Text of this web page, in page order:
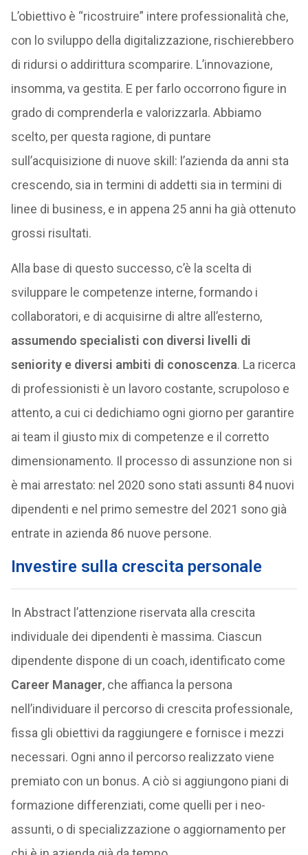
L’obiettivo è “ricostruire” intere professionalità che,
con lo sviluppo della digitalizzazione, rischierebbero
di ridursi o addirittura scomparire. L’innovazione,
insomma, va gestita. E per farlo occorrono figure in
grado di comprenderla e valorizzarla. Abbiamo
scelto, per questa ragione, di puntare
sull’acquisizione di nuove skill: l’azienda da anni sta
crescendo, sia in termini di addetti sia in termini di
linee di business, e in appena 25 anni ha già ottenuto
grossi risultati.
Alla base di questo successo, c’è la scelta di
sviluppare le competenze interne, formando i
collaboratori, e di acquisirne di altre all’esterno,
assumendo specialisti con diversi livelli di
seniority e diversi ambiti di conoscenza. La ricerca
di professionisti è un lavoro costante, scrupoloso e
attento, a cui ci dedichiamo ogni giorno per garantire
ai team il giusto mix di competenze e il corretto
dimensionamento. Il processo di assunzione non si
è mai arrestato: nel 2020 sono stati assunti 84 nuovi
dipendenti e nel primo semestre del 2021 sono già
entrate in azienda 86 nuove persone.
Investire sulla crescita personale
In Abstract l’attenzione riservata alla crescita
individuale dei dipendenti è massima. Ciascun
dipendente dispone di un coach, identificato come
Career Manager, che affianca la persona
nell’individuare il percorso di crescita professionale,
fissa gli obiettivi da raggiungere e fornisce i mezzi
necessari. Ogni anno il percorso realizzato viene
premiato con un bonus. A ciò si aggiungono piani di
formazione differenziati, come quelli per i neo-
assunti, o di specializzazione o aggiornamento per